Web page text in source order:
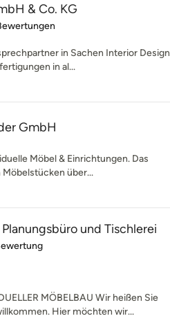
& Co. KG
5 von 5 Sternen
in Sachen Interior Design
in al...
GmbH
Möbel & Einrichtungen. Das
über...
und Tischlerei
5 von 5 Sternen
MÖBELBAU Wir heißen Sie
Hier möchten wir...